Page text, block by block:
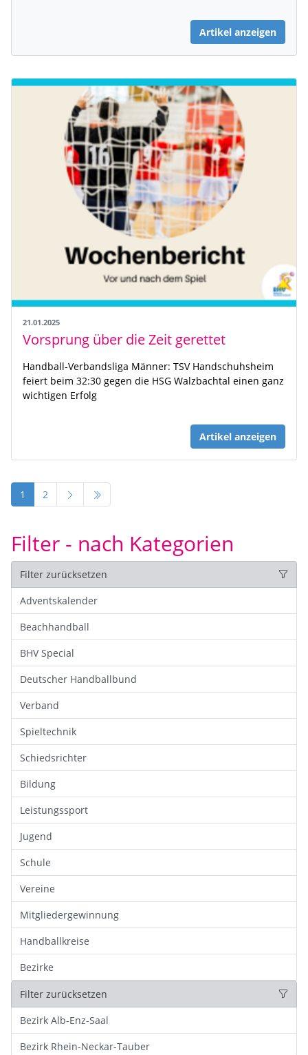
Artikel anzeigen
21.01.2025
Vorsprung über die Zeit gerettet
Handball-Verbandsliga Männer: TSV Handschuhsheim
feiert beim 32:30 gegen die HSG Walzbachtal einen ganz
wichtigen Erfolg
Artikel anzeigen
1 2
Filter - nach Kategorien
Filter zurücksetzen
Adventskalender
Beachhandball
BHV Special
Deutscher Handballbund
Verband
Spieltechnik
Schiedsrichter
Bildung
Leistungssport
Jugend
Schule
Vereine
Mitgliedergewinnung
Handballkreise
Bezirke
Filter zurücksetzen
Bezirk Alb-Enz-Saal
Bezirk Rhein-Neckar-Tauber